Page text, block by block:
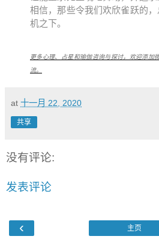
相信，那些令我们欢欣雀跃的
机之下。
更多心理、占星和瑜伽咨询与探讨，欢迎添加
流。
at 十一月 22, 2020
共享
没有评论:
发表评论
‹ 主页